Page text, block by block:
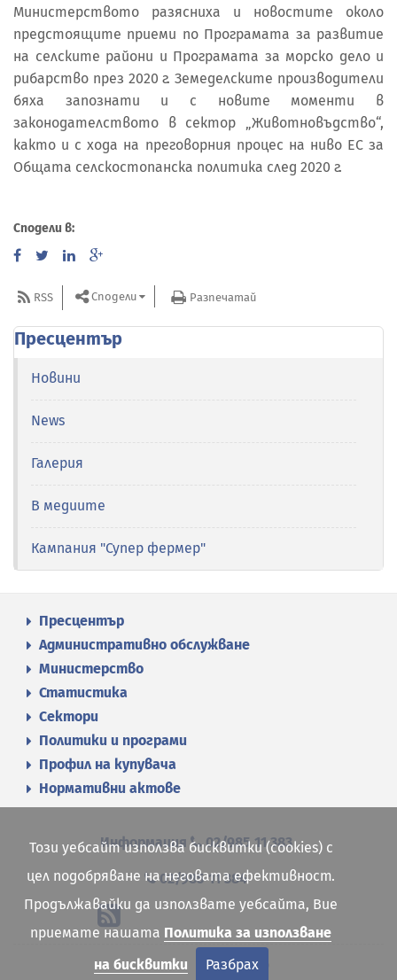
Министерството разясниха и новостите около
предстоящите приеми по Програмата за развитие
на селските райони и Програмата за морско дело и
рибарство през 2020 г. Земеделските производители
бяха запознати и с новите моменти в
законодателството в сектор „Животновъдство“,
както и с хода на преговорния процес на ниво ЕС за
Общата селскостопанска политика след 2020 г.
Сподели в:
RSS Сподели Разпечатай
Пресцентър
Новини
News
Галерия
В медиите
Кампания "Супер фермер"
Пресцентър
Административно обслужване
Министерство
Статистика
Сектори
Политики и програми
Профил на купувача
Нормативни актове
Информация 02/985 11 383
02/985 11 384
Site map
Този уебсайт използва бисквитки (cookies) с
цел подобряване на неговата ефективност.
Продължавайки да използвате уебсайта, Вие
приемате нашата Политика за използване
на бисквитки
Разбрах